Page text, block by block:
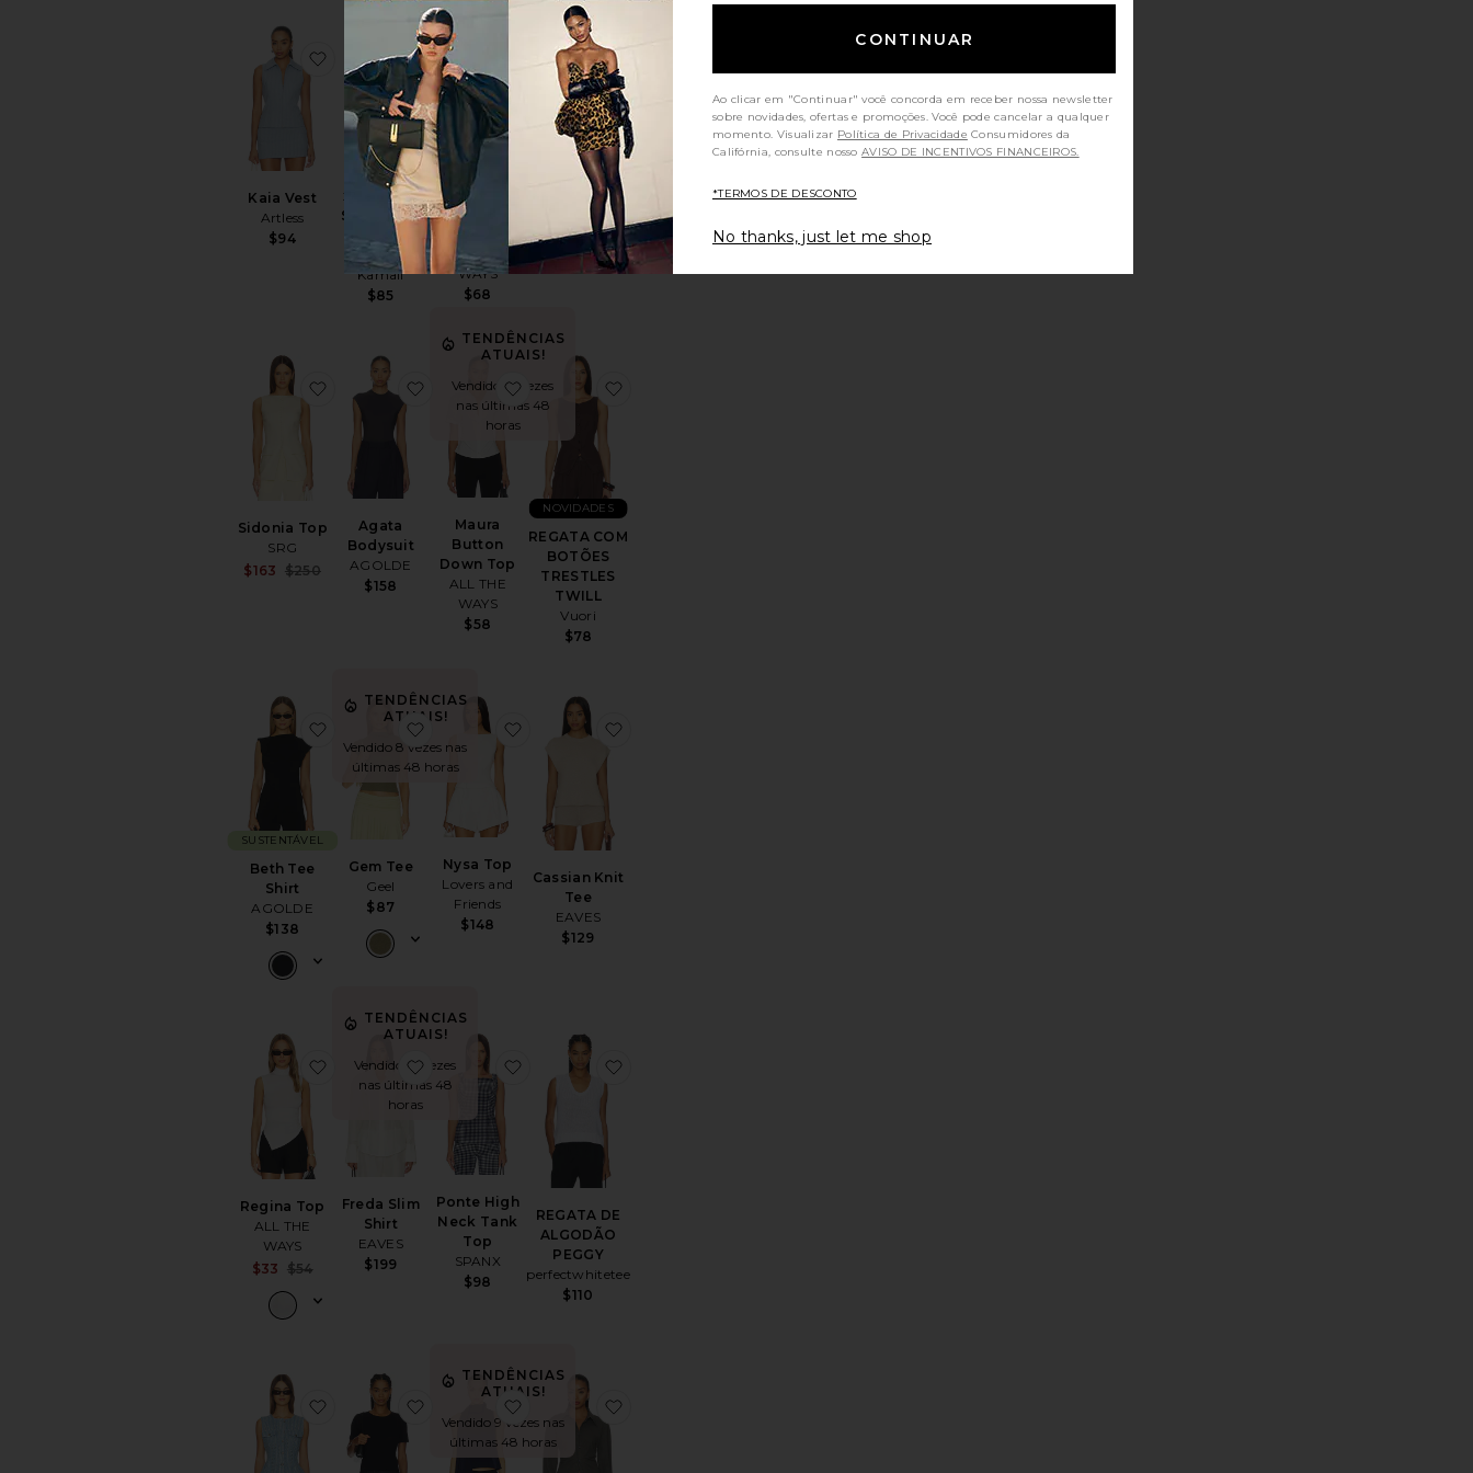
Kaia Vest
Artless
$94
favoritoKaia Vest
x Lifestyle
Sleeveless
Top
Norma
Kamali
$85
favoritox Lifestyle Sleeveless Top
TENDÊNCIAS
Vendido 7 vezes nas
últimas 48 horas
Fiona
Button Front
ALL THE
WAYS
$68
favoritoFiona Button Front Top
Capture
Corset Top
SOVERE
Sidonia Top
SRG
Sale price:
$163
Previous price:
$250
favoritoSidonia Top
Agata
Bodysuit
AGOLDE
$158
favoritoAgata Bodysuit
TENDÊNCIAS
ATUAIS!
Vendido 13 vezes
nas últimas 48
horas
Maura
Button
Down Top
ALL THE
WAYS
$58
favoritoMaura Button Down Top
REGATA COM
BOTÕES
TRESTLES
TWILL
Vuori
$78
NOVIDADES
Beth Tee
Shirt
AGOLDE
$138
SUSTENTÁVEL
favoritoBeth Tee Shirt
TENDÊNCIAS
ATUAIS!
Vendido 8 vezes nas
últimas 48 horas
Gem Tee
Geel
$87
favoritoGem Tee
Nysa Top
Lovers and
Friends
$148
favoritoNysa Top
Cassian Knit
Tee
EAVES
$129
Regina Top
ALL THE
WAYS
Sale price:
$33 $54
favoritoRegina Top
TENDÊNCIAS
ATUAIS!
Vendido 12 vezes
nas últimas 48
horas
Freda Slim
Shirt
EAVES
$199
favoritoFreda Slim Shirt
Ponte High
Neck Tank
Top
SPANX
$98
favoritoPonte High Neck Tank Top
REGATA DE
ALGODÃO
PEGGY
perfectwhitetee
$110
favoritoNoa VestfavoritoStormy Short Sleeve Crop Crew Neck Tee
TENDÊNCIAS
ATUAIS!
Vendido 9 vezes nas
últimas 48 horas
favoritoZiva Top
CONTINUAR
Ao clicar em "Continuar" você concorda em receber nossa newsletter
sobre novidades, ofertas e promoções. Você pode cancelar a qualquer
momento. Visualizar Política de Privacidade Consumidores da
Califórnia, consulte nossoAVISO DE INCENTIVOS FINANCEIROS.
*TERMOS DE DESCONTO
No thanks, just let me shop